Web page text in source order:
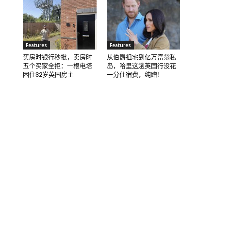
Features
买房时银行秒批，卖房时
五个买家全拒：一根电塔
困住32岁英国房主
Features
从伯爵祖宅到亿万富翁私
岛，哈里这趟英国行没花
一分住宿费，纯蹭！